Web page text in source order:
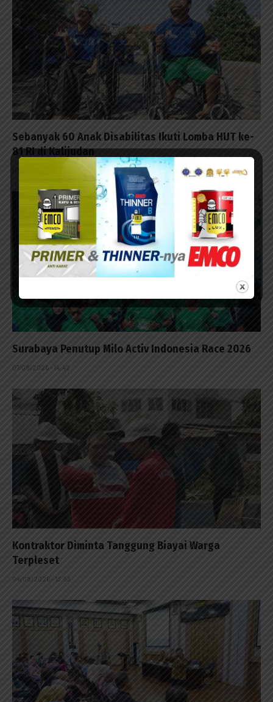
Sebanyak 60 Anak Disabilitas Ikuti Lomba HUT ke-
81 RI di Kalijudan
Surabaya Penutup Milo Activ Indonesia Race 2026
07/08/2026 - 14:42
Kontraktor Diminta Tanggung Biayai Warga
Terpleset
04/08/2026 - 13:53